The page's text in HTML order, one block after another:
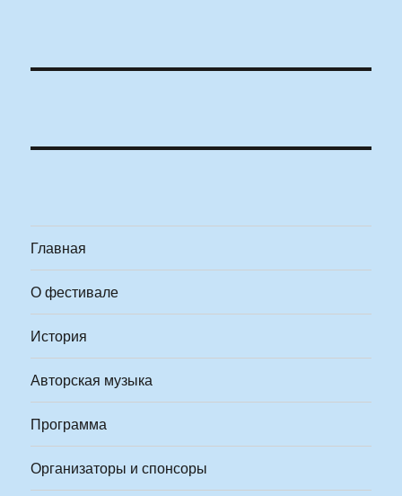
Главная
О фестивале
История
Авторская музыка
Программа
Организаторы и спонсоры